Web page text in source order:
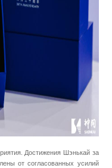
Достижения Шэнькай за
от согласованных усилий